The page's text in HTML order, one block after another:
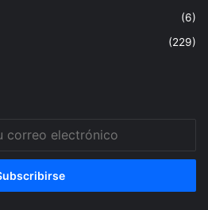
(6)
(229)